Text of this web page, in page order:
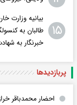
۱۵
بیانیه وزارت
خبرنگار به
پربازدید‌ها
احضار محمدباقر